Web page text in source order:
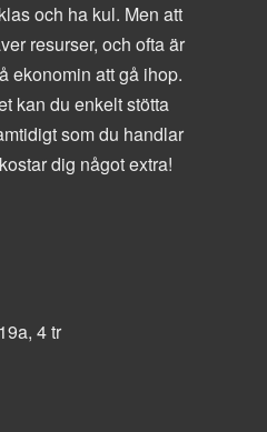
och ha kul. Men att
resurser, och ofta är
ekonomin att gå ihop.
kan du enkelt stötta
som du handlar
dig något extra!
4 tr